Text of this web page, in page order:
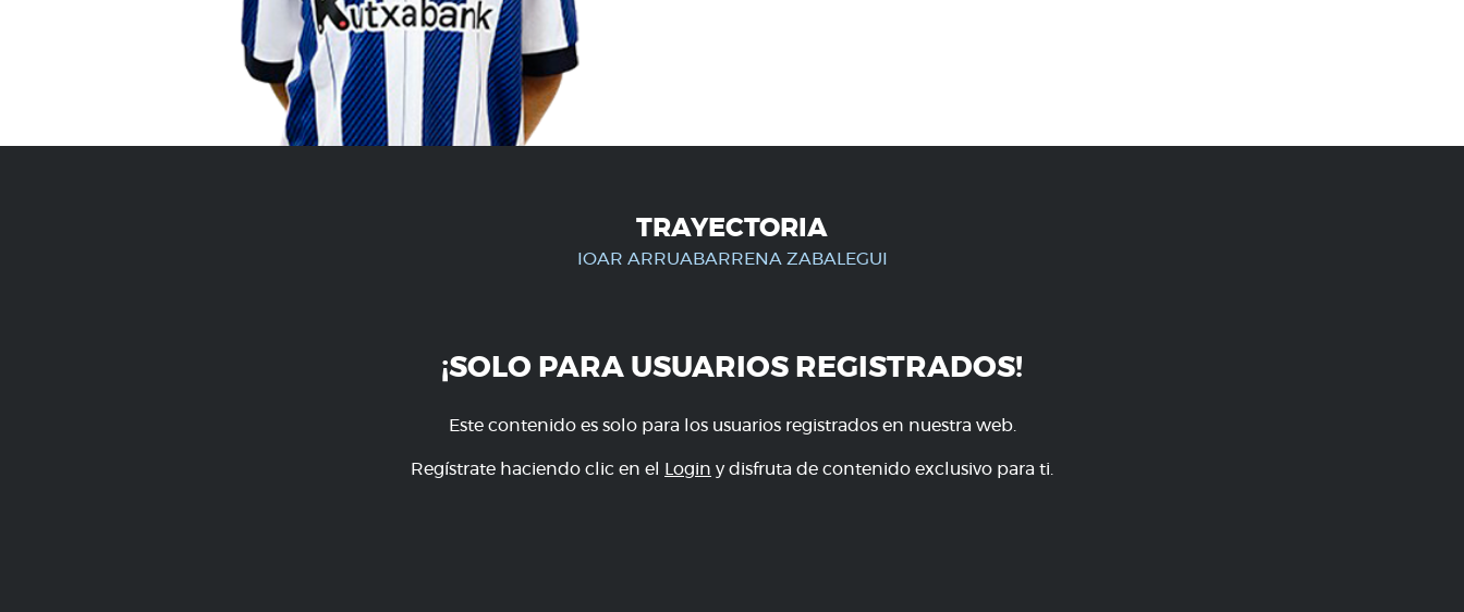
TRAYECTORIA
IOAR ARRUABARRENA ZABALEGUI
¡SOLO PARA USUARIOS REGISTRADOS!
Este contenido es solo para los usuarios registrados en nuestra web.
Regístrate haciendo clic en el Login y disfruta de contenido exclusivo para ti.